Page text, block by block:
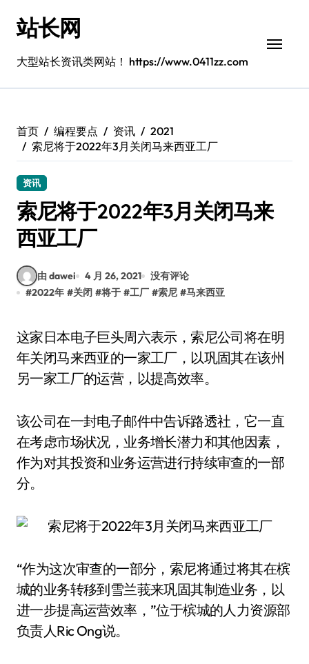
站长网
大型站长资讯类网站！ https://www.0411zz.com
首页 编程要点 资讯
2021
索尼将于2022年3月关闭马来西亚工厂
资讯
索尼将于2022年3月关闭马来
西亚工厂
由 dawei 4 月 26, 2021
没有评论
#2022年 #关闭 #将于 #工厂 #索尼 #马来西亚
这家日本电子巨头周六表示，索尼公司将在明
年关闭马来西亚的一家工厂，以巩固其在该州
另一家工厂的运营，以提高效率。
该公司在一封电子邮件中告诉路透社，它一直
在考虑市场状况，业务增长潜力和其他因素，
作为对其投资和业务运营进行持续审查的一部
分。
“作为这次审查的一部分，索尼将通过将其在槟
城的业务转移到雪兰莪来巩固其制造业务，以
进一步提高运营效率，”位于槟城的人力资源部
负责人Ric Ong说。